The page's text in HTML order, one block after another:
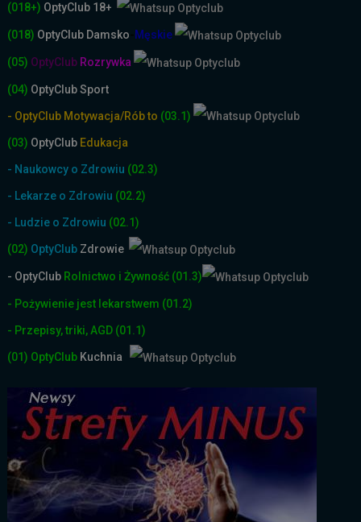
(018+) OptyClub 18+
(018) OptyClub Damsko Męskie
(05) OptyClub Rozrywka
(04) OptyClub Sport
- OptyClub Motywacja/Rób to (03.1)
(03) OptyClub Edukacja
- Naukowcy o Zdrowiu (02.3)
- Lekarze o Zdrowiu (02.2)
- Ludzie o Zdrowiu (02.1)
(02) OptyClub Zdrowie
- OptyClub Rolnictwo i Żywność (01.3)
- Pożywienie jest lekarstwem (01.2)
- Przepisy, triki, AGD (01.1)
(01) OptyClub Kuchnia